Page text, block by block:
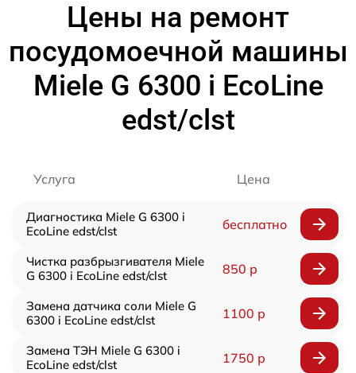
Цены на ремонт
посудомоечной машины
Miele G 6300 i EcoLine
edst/clst
Услуга Цена
Диагностика Miele G 6300 i
EcoLine edst/clst
бесплатно
Чистка разбрызгивателя Miele
G 6300 i EcoLine edst/clst
850 р
Замена датчика соли Miele G
6300 i EcoLine edst/clst
1100 р
Замена ТЭН Miele G 6300 i
EcoLine edst/clst
1750 р